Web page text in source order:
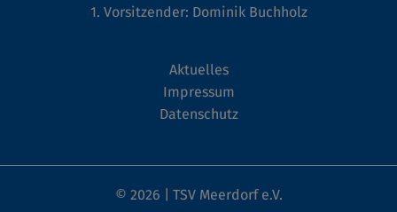
1. Vorsitzender: Dominik Buchholz
Aktuelles
Impressum
Datenschutz
© 2026 | TSV Meerdorf e.V.